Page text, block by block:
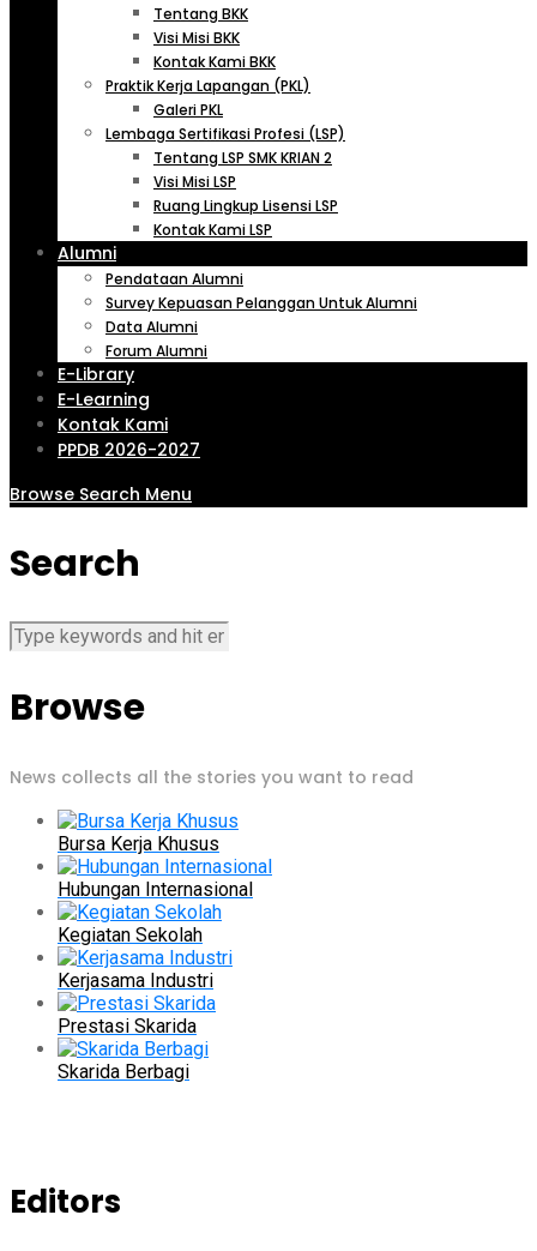
Tentang BKK
Visi Misi BKK
Kontak Kami BKK
Praktik Kerja Lapangan (PKL)
Galeri PKL
Lembaga Sertifikasi Profesi (LSP)
Tentang LSP SMK KRIAN 2
Visi Misi LSP
Ruang Lingkup Lisensi LSP
Kontak Kami LSP
Alumni
Pendataan Alumni
Survey Kepuasan Pelanggan Untuk Alumni
Data Alumni
Forum Alumni
E-Library
E-Learning
Kontak Kami
PPDB 2026-2027
Browse Search Menu
Search
Browse
News collects all the stories you want to read
Bursa Kerja Khusus
Hubungan Internasional
Kegiatan Sekolah
Kerjasama Industri
Prestasi Skarida
Skarida Berbagi
Editors